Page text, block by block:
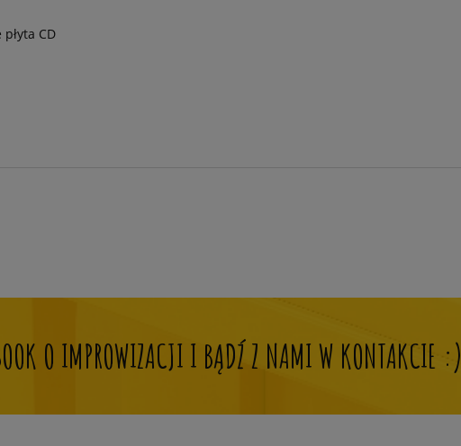
CD
O IMPROWIZACJI I BĄDŹ Z NAMI W KONTAKCIE :)